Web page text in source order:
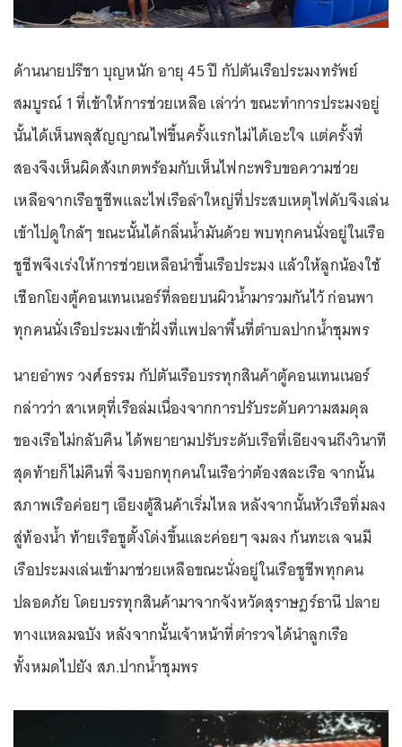
ด้านนายปรีชา บุญหนัก อายุ 45 ปี กัปตันเรือประมงทรัพย์
สมบูรณ์ 1 ที่เข้าให้การช่วยเหลือ เล่าว่า ขณะทำการประมงอยู่
นั้นได้เห็นพลุสัญญาณไฟขึ้นครั้งแรกไม่ได้เอะใจ แต่ครั้งที่
สองจึงเห็นผิดสังเกตพร้อมกับเห็นไฟกะพริบขอความช่วย
เหลือจากเรือชูชีพและไฟเรือลำใหญ่ที่ประสบเหตุไฟดับจึงเล่น
เข้าไปดูใกล้ๆ ขณะนั้นได้กลิ่นน้ำมันด้วย พบทุกคนนั่งอยู่ในเรือ
ชูชีพจึงเร่งให้การช่วยเหลือนำขึ้นเรือประมง แล้วให้ลูกน้องใช้
เชือกโยงตู้คอนเทนเนอร์ที่ลอยบนผิวน้ำมารวมกันไว้ ก่อนพา
ทุกคนนั่งเรือประมงเข้าฝั่งที่แพปลาพื้นที่ตำบลปากน้ำชุมพร
นายอำพร วงศ์ธรรม กัปตันเรือบรรทุกสินค้าตู้คอนเทนเนอร์
กล่าวว่า สาเหตุที่เรือล่มเนื่องจากการปรับระดับความสมดุล
ของเรือไม่กลับคืน ได้พยายามปรับระดับเรือที่เอียงจนถึงวินาที
สุดท้ายก็ไม่คืนที่ จึงบอกทุกคนในเรือว่าต้องสละเรือ จากนั้น
สภาพเรือค่อยๆ เอียงตู้สินค้าเริ่มไหล หลังจากนั้นหัวเรือทิ่มลง
สู่ท้องน้ำ ท้ายเรือชูตั้งโด่งขึ้นและค่อยๆ จมลง ก้นทะเล จนมี
เรือประมงเล่นเข้ามาช่วยเหลือขณะนั่งอยู่ในเรือชูชีพทุกคน
ปลอดภัย โดยบรรทุกสินค้ามาจากจังหวัดสุราษฎร์ธานี ปลาย
ทางแหลมฉบัง หลังจากนั้นเจ้าหน้าที่ตำรวจได้นำลูกเรือ
ทั้งหมดไปยัง สภ.ปากน้ำชุมพร